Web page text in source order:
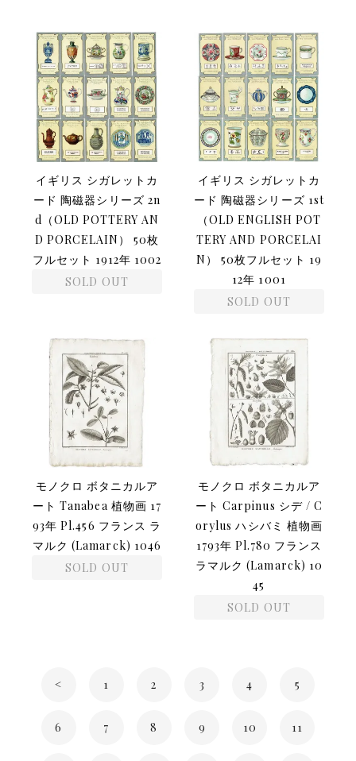
イギリス シガレットカ
ード 陶磁器シリーズ 2n
d（OLD POTTERY AN
D PORCELAIN） 50枚
フルセット 1912年 1002
SOLD OUT
イギリス シガレットカ
ード 陶磁器シリーズ 1st
（OLD ENGLISH POT
TERY AND PORCELAI
N） 50枚フルセット 19
12年 1001
SOLD OUT
モノクロ ボタニカルア
ート Tanabea 植物画 17
93年 Pl.456 フランス ラ
マルク (Lamarck) 1046
SOLD OUT
モノクロ ボタニカルア
ート Carpinus シデ / C
orylus ハシバミ 植物画
1793年 Pl.780 フランス
ラマルク (Lamarck) 10
45
SOLD OUT
< 1 2 3 4 5
6 7 8 9 10 11